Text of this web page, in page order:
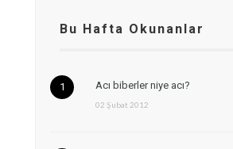
Bu Hafta Okunanlar
Acı biberler niye acı?
02 Şubat 2012